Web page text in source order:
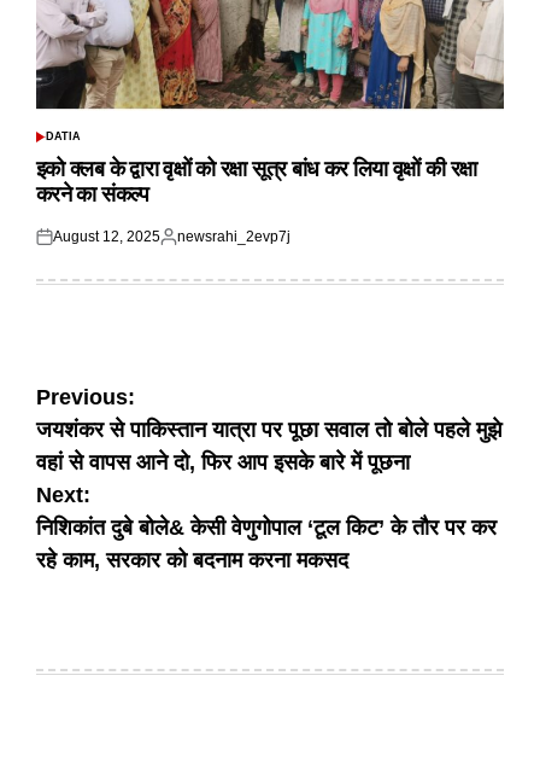
POSTED
DATIA
इको क्लब के द्वारा वृक्षों को रक्षा सूत्र बांध कर लिया वृक्षों की रक्षा
करने का संकल्प
Posted
August 12, 2025
Posted
newsrahi_2evp7j
Post
navigation
Previous:
जयशंकर से पाकिस्तान यात्रा पर पूछा सवाल तो बोले पहले मुझे
वहां से वापस आने दो, फिर आप इसके बारे में पूछना
Next:
निशिकांत दुबे बोले& केसी वेणुगोपाल ‘टूल किट’ के तौर पर कर
रहे काम, सरकार को बदनाम करना मकसद